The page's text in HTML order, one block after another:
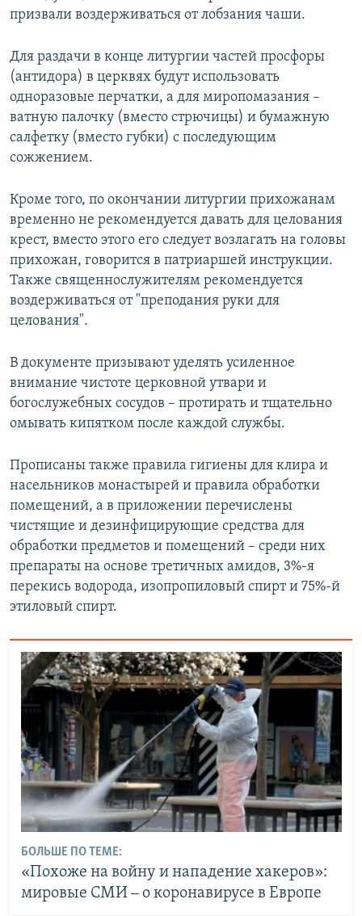
призвали воздерживаться от лобзания чаши.
Для раздачи в конце литургии частей просфоры
(антидора) в церквях будут использовать
одноразовые перчатки, а для миропомазания –
ватную палочку (вместо стрючицы) и бумажную
салфетку (вместо губки) с последующим
сожжением.
Кроме того, по окончании литургии прихожанам
временно не рекомендуется давать для целования
крест, вместо этого его следует возлагать на головы
прихожан, говорится в патриаршей инструкции.
Также священнослужителям рекомендуется
воздерживаться от "преподания руки для
целования".
В документе призывают уделять усиленное
внимание чистоте церковной утвари и
богослужебных сосудов – протирать и тщательно
омывать кипятком после каждой службы.
Прописаны также правила гигиены для клира и
насельников монастырей и правила обработки
помещений, а в приложении перечислены
чистящие и дезинфицирующие средства для
обработки предметов и помещений – среди них
препараты на основе третичных амидов, 3%-я
перекись водорода, изопропиловый спирт и 75%-й
этиловый спирт.
БОЛЬШЕ ПО ТЕМЕ:
«Похоже на войну и нападение хакеров»:
мировые СМИ ‒ о коронавирусе в Европе